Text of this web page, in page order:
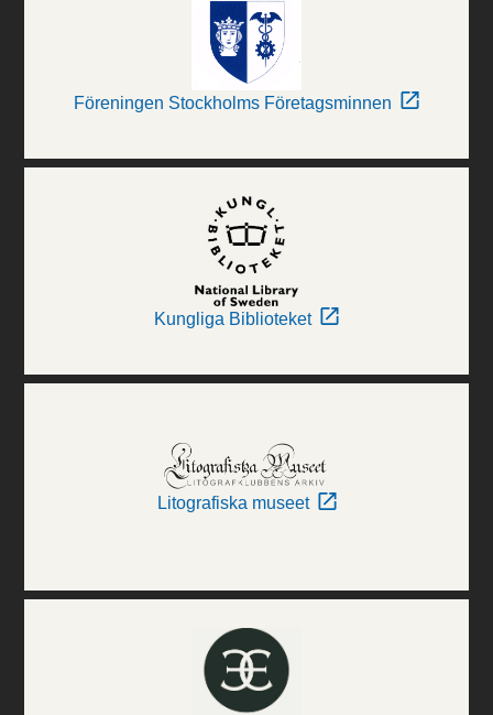
Föreningen Stockholms Företagsminnen
Kungliga Biblioteket
Litografiska museet